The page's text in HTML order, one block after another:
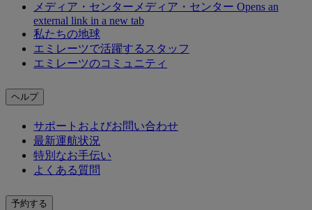
メディア・センター メディア・センター Opens an
external link in a new tab
私たちの地球
エミレーツで活躍するスタッフ
エミレーツのコミュニティ
ヘルプ
サポートおよびお問い合わせ
最新運航状況
特別なお手伝い
よくある質問
予約する